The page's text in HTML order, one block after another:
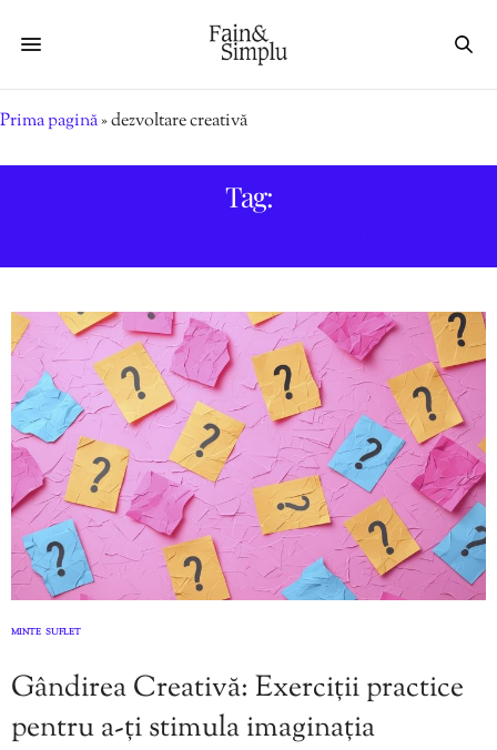
Prima pagină»dezvoltare creativă
Tag:
MINTE SUFLET
Gândirea Creativă: Exerciții practice
pentru a-ți stimula imaginația